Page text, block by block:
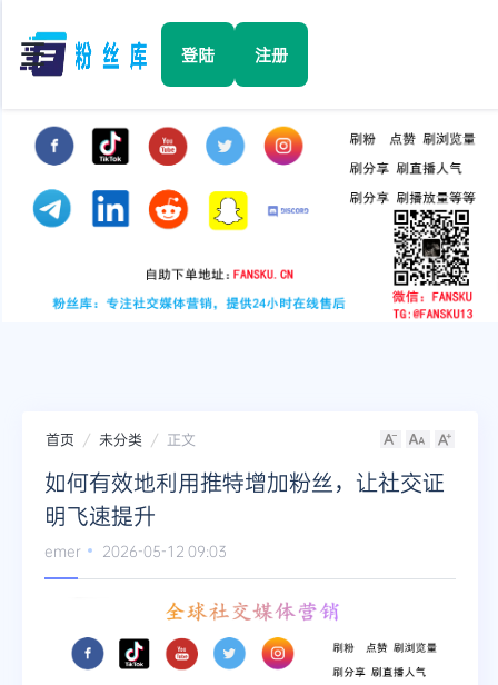
☰ 登陆 注册
Facebook
TikTok
YouTube
Twitter
首页 未分类 正文
如何有效地利用推特增加粉丝，让社交证
明飞速提升
emer 2026-05-12 09:03